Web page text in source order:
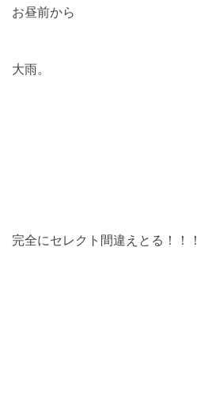
お昼前から
大雨。
完全にセレクト間違えとる！！！